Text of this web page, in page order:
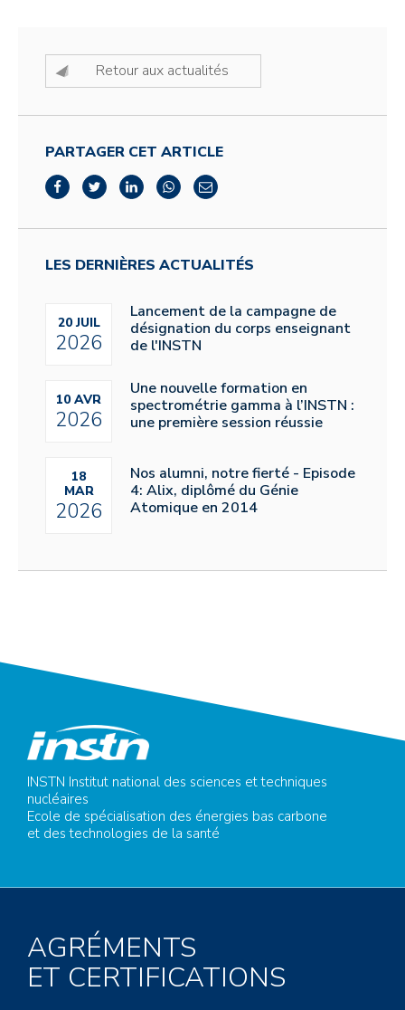
Retour aux actualités
PARTAGER CET ARTICLE
LES DERNIÈRES ACTUALITÉS
20 JUIL
2026
Lancement de la campagne de
désignation du corps enseignant
de l'INSTN
10 AVR
2026
Une nouvelle formation en
spectrométrie gamma à l’INSTN :
une première session réussie
18
MAR
2026
Nos alumni, notre fierté - Episode
4: Alix, diplômé du Génie
Atomique en 2014
INSTN Institut national des sciences et techniques
nucléaires
Ecole de spécialisation des énergies bas carbone
et des technologies de la santé
AGRÉMENTS
ET CERTIFICATIONS